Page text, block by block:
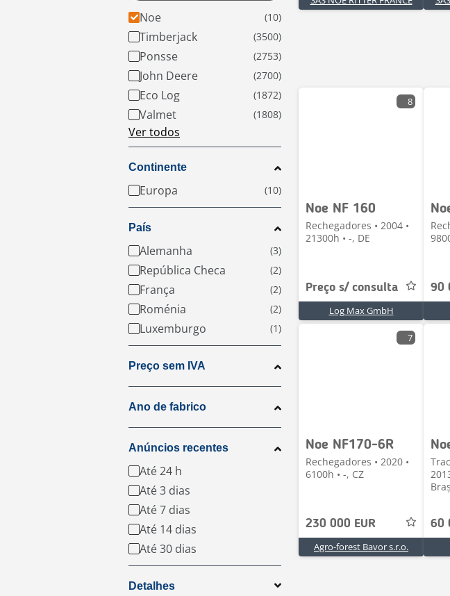
Noe
Timberjack
Ponsse
John Deere
Eco Log
Valmet
Ver todos
Continente
Europa
País
Alemanha
República Checa
França
Roménia
Luxemburgo
Preço sem IVA
Ano de fabrico
Anúncios recentes
Até 24 h
Até 3 dias
Até 7 dias
Até 14 dias
Até 30 dias
Detalhes
8
Noe NF 160
Rechegadores • 2004 •
21300h • -, DE
Preço s/ consulta
Log Max GmbH
90
7
Noe NF170-6R
Rechegadores • 2020 •
6100h • -, CZ
230 000 EUR
Agro-forest Bavor s.r.o.
60